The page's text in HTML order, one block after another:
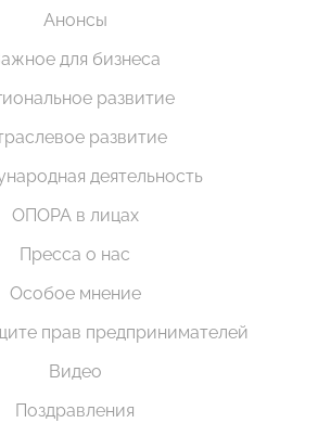
Анонсы
для бизнеса
развитие
развитие
деятельность
ОПОРА в лицах
Пресса о нас
Особое мнение
прав предпринимателей
Видео
Поздравления